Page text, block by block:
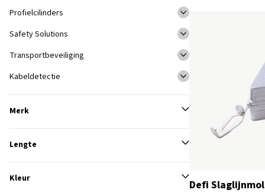
Profielcilinders
Safety Solutions
Transportbeveiliging
Kabeldetectie
Merk
Lengte
Kleur Defi